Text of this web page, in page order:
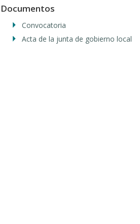
Documentos
Convocatoria
Acta de la junta de gobierno local